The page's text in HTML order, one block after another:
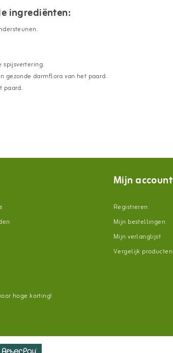
ingrediënten:
gezonde darmflora van het paard.
paard.
hoge korting!
Mijn account
Registreren
Mijn bestellingen
Mijn verlanglijst
Vergelijk producten